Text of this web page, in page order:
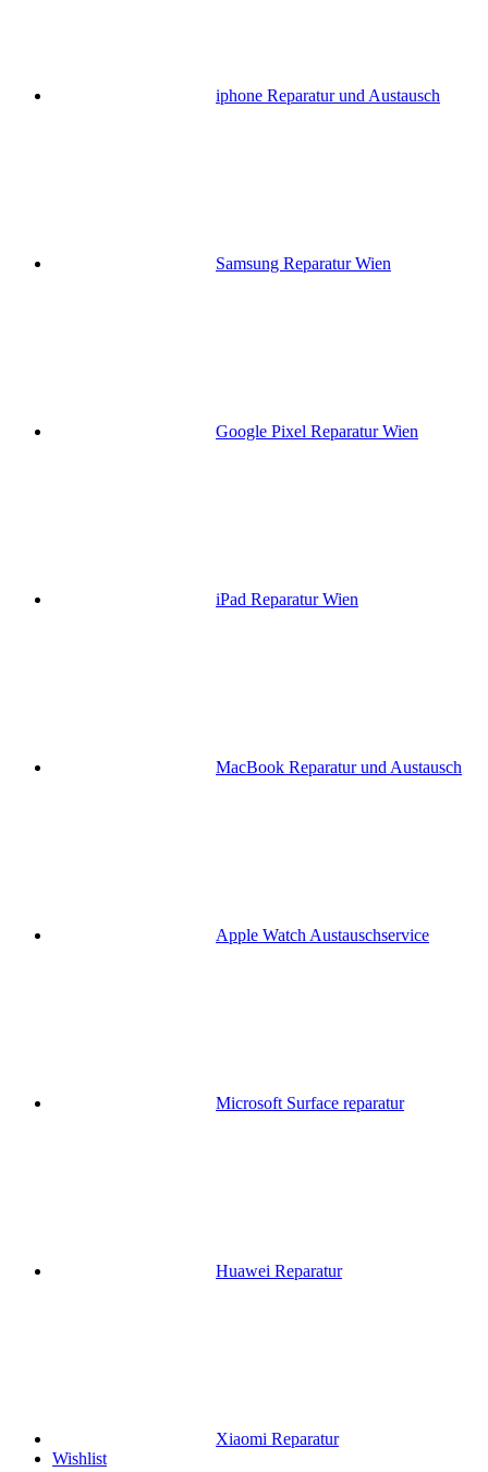
iphone Reparatur und Austausch
Samsung Reparatur Wien
Google Pixel Reparatur Wien
iPad Reparatur Wien
MacBook Reparatur und Austausch
Apple Watch Austauschservice
Microsoft Surface reparatur
Huawei Reparatur
Xiaomi Reparatur
Wishlist